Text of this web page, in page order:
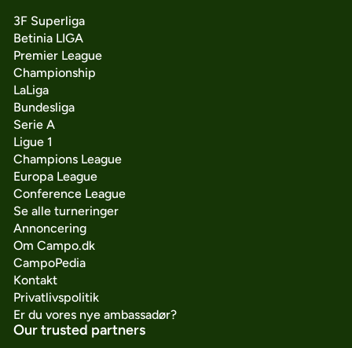
3F Superliga
Betinia LIGA
Premier League
Championship
LaLiga
Bundesliga
Serie A
Ligue 1
Champions League
Europa League
Conference League
Se alle turneringer
Annoncering
Om Campo.dk
CampoPedia
Kontakt
Privatlivspolitik
Er du vores nye ambassadør?
Our trusted partners